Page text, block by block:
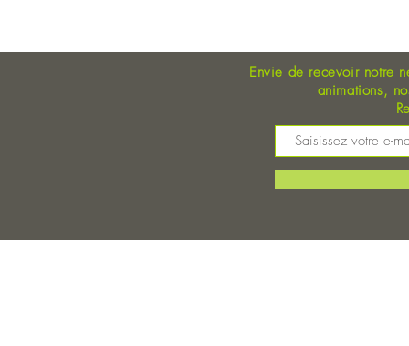
Envie de recevoir notre
animations,